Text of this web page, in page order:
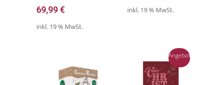
69,99€
inkl. 19 % MwSt.
inkl. 19 % MwSt.
Angebot!